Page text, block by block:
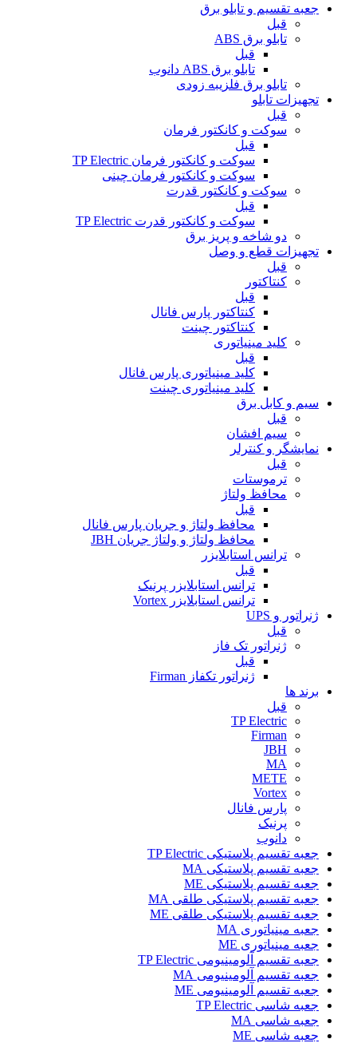
جعبه تقسیم و تابلو برق
قبل
تابلو برق ABS
قبل
تابلو برق ABS دانوب
تابلو برق فلزیبه زودی
تجهیزات تابلو
قبل
سوکت و کانکتور فرمان
قبل
سوکت و کانکتور فرمان TP Electric
سوکت و کانکتور فرمان چینی
سوکت و کانکتور قدرت
قبل
سوکت و کانکتور قدرت TP Electric
دو شاخه و پریز برق
تجهیزات قطع و وصل
قبل
کنتاکتور
قبل
کنتاکتور پارس فانال
کنتاکتور چینت
کلید مینیاتوری
قبل
کلید مینیاتوری پارس فانال
کلید مینیاتوری چینت
سیم و کابل برق
قبل
سیم افشان
نمایشگر و کنترلر
قبل
ترموستات
محافظ ولتاژ
قبل
محافظ ولتاژ و جریان پارس فانال
محافظ ولتاژ و ولتاژ جریان JBH
ترانس استابلایزر
قبل
ترانس استابلایزر پرنیک
ترانس استابلایزر Vortex
ژنراتور و UPS
قبل
ژنراتور تک فاز
قبل
ژنراتور تکفاز Firman
برند ها
قبل
TP Electric
Firman
JBH
MA
METE
Vortex
پارس فانال
پرنیک
دانوب
جعبه تقسیم پلاستیکی TP Electric
جعبه تقسیم پلاستیکی MA
جعبه تقسیم پلاستیکی ME
جعبه تقسیم پلاستیکی طلقی MA
جعبه تقسیم پلاستیکی طلقی ME
جعبه مینیاتوری MA
جعبه مینیاتوری ME
جعبه تقسیم آلومینیومی TP Electric
جعبه تقسیم آلومینیومی MA
جعبه تقسیم آلومینیومی ME
جعبه شاسی TP Electric
جعبه شاسی MA
جعبه شاسی ME